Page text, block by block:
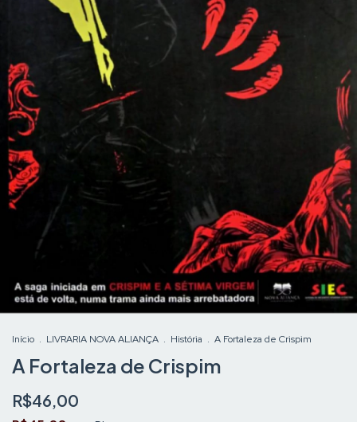
Início . LIVRARIA NOVA ALIANÇA . História . A Fortaleza de Crispim
A Fortaleza de Crispim
R$46,00